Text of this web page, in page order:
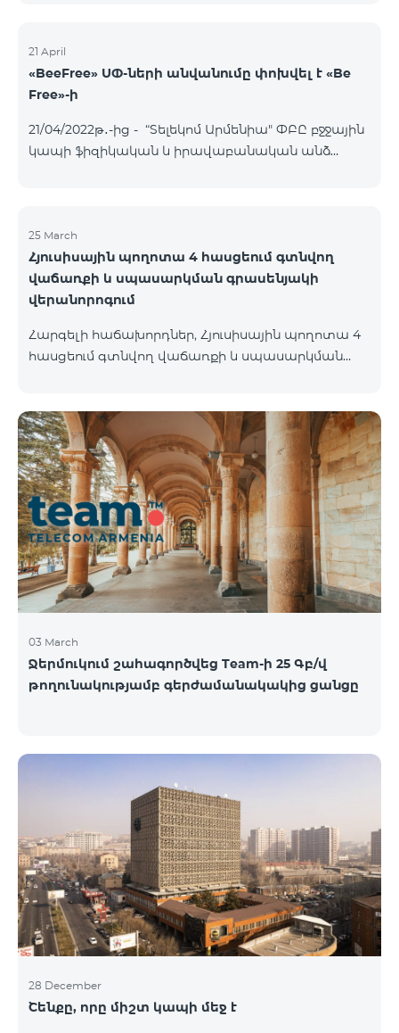
Ընկերության այլ վաճառքի և սպասարկման
գրասենյակները ապրիլի 24-ին փակ են լինելու։
Ամիրյան Ամիրյան փողոց 3 , 42 տարածք 09:00-
խանութ 09:00-24:00 Օդանավակայան «Արմենիա
միջազգային օդանավակայան»
21 April
«BeeFree» ՍՓ-ների անվանումը փոխվել է «Be
Free»-ի
21/04/2022թ․-ից - “Տելեկոմ Արմենիա" ՓԲԸ բջջային
կապի ֆիզիկական և իրավաբանական անձ
25 March
Հյուսիսային պողոտա 4 հասցեում գտնվող
վաճառքի և սպասարկման գրասենյակի
վերանորոգում
Հարգելի հաճախորդներ, Հյուսիսային պողոտա 4
հասցեում գտնվող վաճառքի և սպասարկման
աշխատանքը 01.05.2022-ից։ Հայցում ենք ձեր
ներողամտությունը։ Հարցերի դեպքում
զանգահարեք 100 կամ մոտեցեք մոտակա
գրասենյակներ ` Ամիրյան 3 ( Երկ-Կիրակի 09:00-
24:00 ) 900 մետր 12 րոպե Աբովյան 21 ( Երկ-
Կիրակի 09:00-24:00 ) 700 մետր – 10 րոպե Բոլոր
վաճառքի և սպասարկման գրասենյակների
հասցեներին, ինչպես նաև աշխատանքային ժամե
03 March
Ջերմուկում շահագործվեց Team-ի 25 Գբ/վ
թողունակությամբ գերժամանակակից ցանցը
28 December
Շենքը, որը միշտ կապի մեջ է